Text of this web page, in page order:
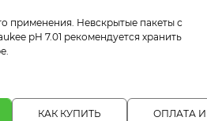
применения. Невскрытые пакеты с
pH 7.01 рекомендуется хранить
КАК КУПИТЬ ОПЛАТА